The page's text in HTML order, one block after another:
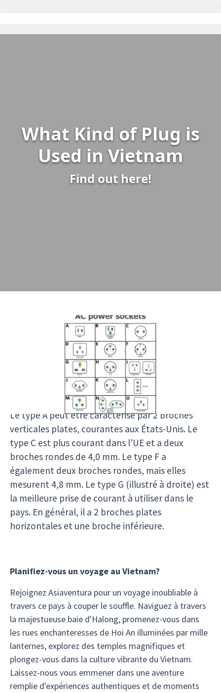
What Kind of Plug is
Used in Vietnam
Find out here!
Quel type de prise est utilisé au Vietnam?
Le Vietnam utilise des prises et des prises de
courant de type A, C, F et G. Au Vietnam,
l'alimentation électrique est de 200 volts et 50
Le type A peut être caractérisé par 2 broches
verticales plates, courantes aux États-Unis. Le
type C est plus courant dans l'UE et a deux
broches rondes de 4,0 mm. Le type F a
également deux broches rondes, mais elles
mesurent 4,8 mm. Le type G (illustré à droite) est
la meilleure prise de courant à utiliser dans le
pays. En général, il a 2 broches plates
horizontales et une broche inférieure.
Planifiez-vous un voyage au Vietnam?
Rejoignez Asiaventura pour un voyage inoubliable à
travers ce pays à couper le souffle. Naviguez à travers
la majestueuse baie d'Halong, promenez-vous dans
les rues enchanteresses de Hoi An illuminées par mille
lanternes, explorez des temples magnifiques et
plongez-vous dans la culture vibrante du Vietnam.
Laissez-nous vous emmener dans une aventure
remplie d'expériences authentiques et de moments